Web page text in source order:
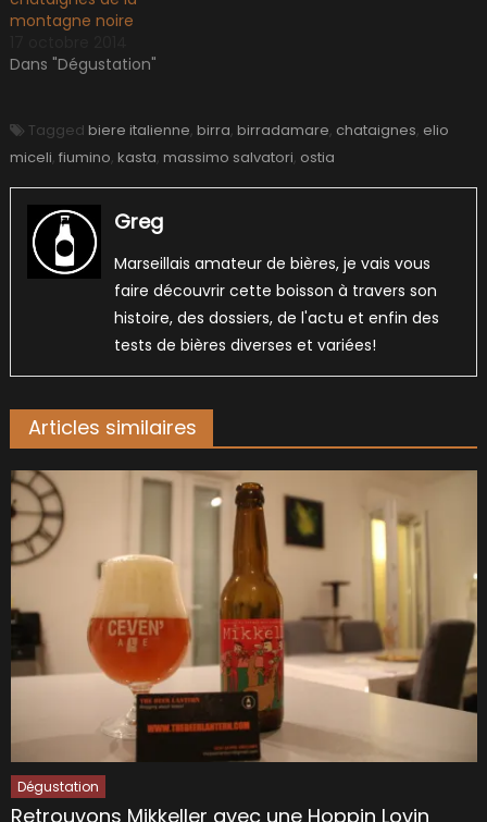
montagne noire
Dans "Dégustation"
Tagged biere italienne, birra, birradamare, chataignes, elio
miceli, fiumino, kasta, massimo salvatori, ostia
Greg
Marseillais amateur de bières, je vais vous
faire découvrir cette boisson à travers son
histoire, des dossiers, de l'actu et enfin des
tests de bières diverses et variées!
Articles similaires
Dégustation
Retrouvons Mikkeller avec une Hoppin Lovin